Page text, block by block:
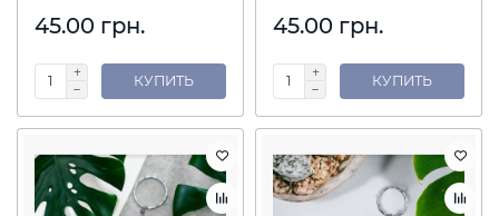
45.00 грн.
КУПИТЬ
45.00 грн.
КУПИТЬ